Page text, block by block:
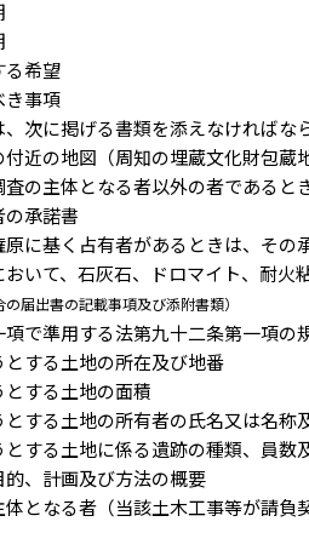
る希望
き事項
、次に掲げる書類を添えなければな
近の地図（周知の埋蔵文化財包
の主体となる者以外の者であると
承諾書
に基く占有者があるときは、その
いて、石灰石、ドロマイト、耐
届出書の記載事項及び添附書類）
で準用する法第九十二条第一項
する土地の所在及び地番
する土地の面積
する土地の所有者の氏名又は名称
する土地に係る遺跡の種類、員数
、計画及び方法の概要
体となる者（当該土木工事等が請